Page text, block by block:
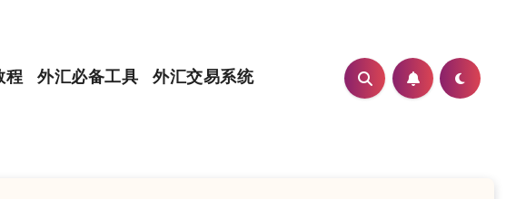
程 外汇必备工具 外汇交易系统